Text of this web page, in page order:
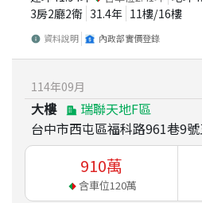
3房2廳2衛 31.4年 11樓/16樓
資料說明 內政部實價登錄
114年09月
大樓
瑞聯天地F區
台中市西屯區福科路961巷9
910萬
含車位120萬